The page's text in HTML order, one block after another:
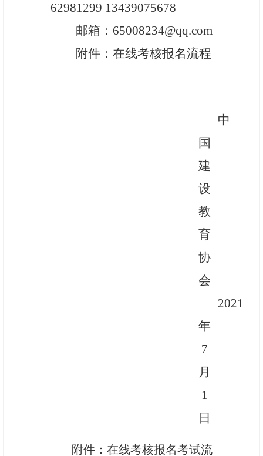
62981299 13439075678
邮箱： 65008234@qq.com
附件：在线考核报名流程
中
国
建
设
教
育
协
会
2021
年
7
月
1
日
附件： 在线考核报名考试流